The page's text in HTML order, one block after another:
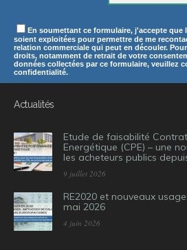
En soumettant ce formulaire, j'accepte
soient exploitées pour permettre de me
relation commerciale qui peut en découler.
droits, notamment de retrait de votre
données collectées par ce formulaire, veuillez
confidentialité.
Actualités
Etude de faisabilité
Energétique (CPE) – une
les acheteurs publics
9 juillet 2026
RE2020 et nouveaux
mai 2026
4 juin 2026